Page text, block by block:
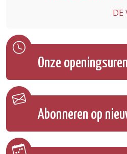
DE
Onze openingsuren
Abonneren op